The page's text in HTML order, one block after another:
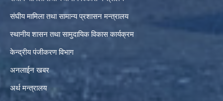
संघीय मामिला तथा सामान्य प्रशासन मन्त्रालय
स्थानीय शासन तथा सामुदायिक विकास कार्यक्रम
केन्द्रीय पंजीकरण विभाग
अनलाईन खबर
अर्थ मन्त्रालय